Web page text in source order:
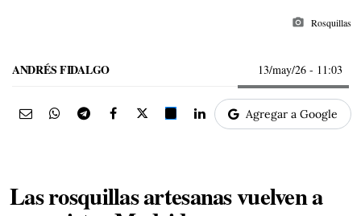
photo_camera Rosquillas
ANDRÉS FIDALGO 13/may/26 - 11:03
Agregar a Google
Las rosquillas artesanas vuelven a